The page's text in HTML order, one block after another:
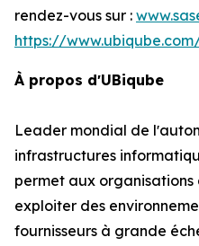
rendez-vous sur :
https://
À propos dʼUBiqube
Leader mondial de
infrastructures
permet aux
exploiter des
fournisseurs à grande